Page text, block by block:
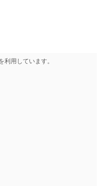
利用しています。